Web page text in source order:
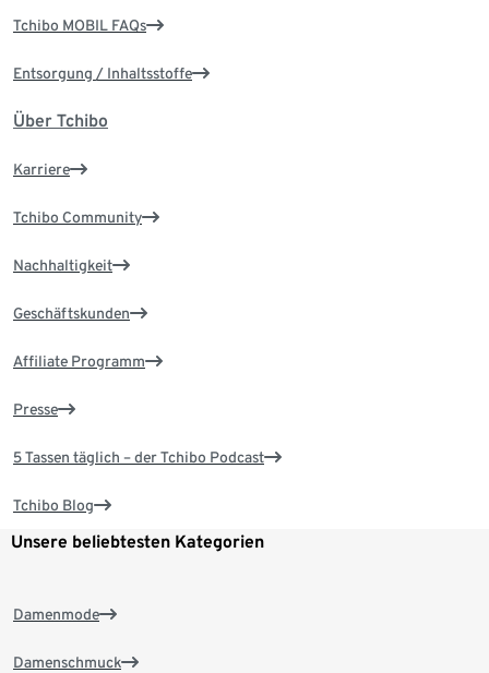
Tchibo MOBIL FAQs
Entsorgung / Inhaltsstoffe
Über Tchibo
Karriere
Tchibo Community
Nachhaltigkeit
Geschäftskunden
Affiliate Programm
Presse
5 Tassen täglich – der Tchibo Podcast
Tchibo Blog
Unsere beliebtesten Kategorien
Damenmode
Damenschmuck